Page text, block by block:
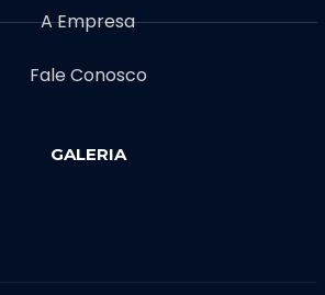
A Empresa
Fale Conosco
GALERIA